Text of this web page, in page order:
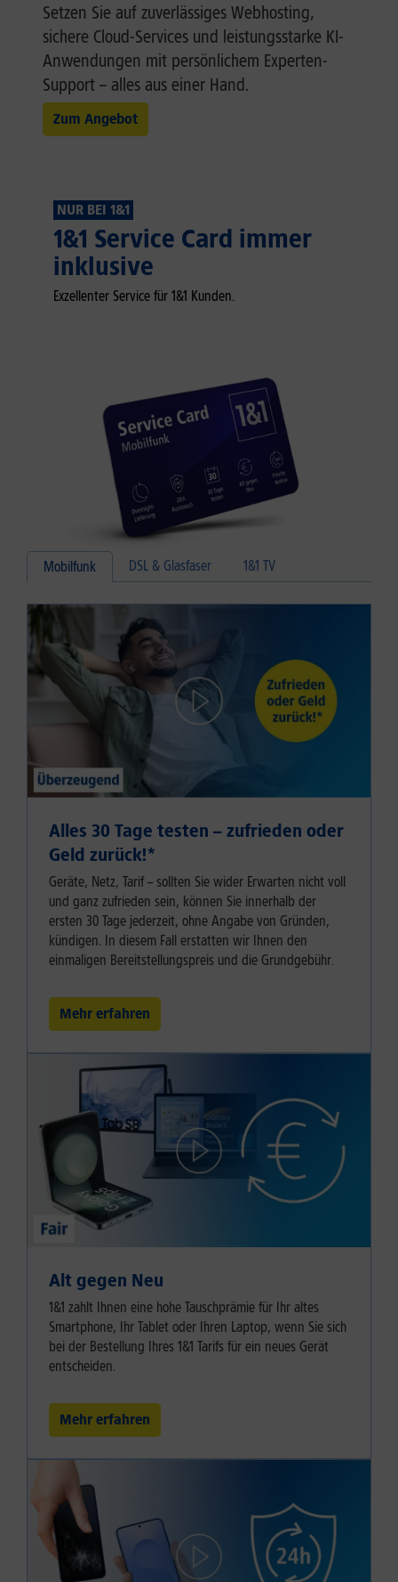
Setzen Sie auf zuverlässiges Webhosting,
sichere Cloud-Services und leistungsstarke KI-
Anwendungen mit persönlichem Experten-
Support – alles aus einer Hand.
Zum Angebot
NUR BEI 1&1
1&1 Service Card immer
inklusive
Exzellenter Service für 1&1 Kunden.
Mobilfunk DSL & Glasfaser 1&1 TV
Alles 30 Tage testen – zufrieden oder
Geld zurück!⁠*
Geräte, Netz, Tarif – sollten Sie wider Erwarten nicht voll
und ganz zufrieden sein, können Sie innerhalb der
ersten 30 Tage jederzeit, ohne Angabe von Gründen,
kündigen. In diesem Fall erstatten wir Ihnen den
einmaligen Bereitstellungspreis und die Grundgebühr.
Mehr erfahren
Alt gegen Neu
1&1 zahlt Ihnen eine hohe Tauschprämie für Ihr altes
Smartphone, Ihr Tablet oder Ihren Laptop, wenn Sie sich
bei der Bestellung Ihres 1&1 Tarifs für ein neues Gerät
entscheiden.
Mehr erfahren